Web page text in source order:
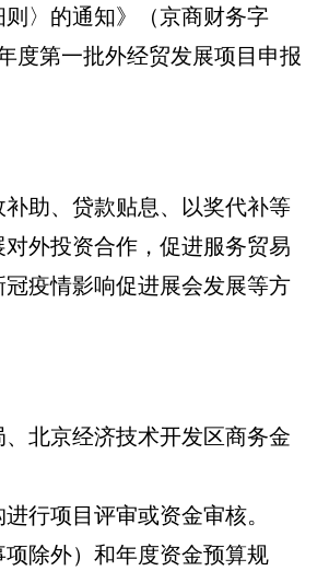
〉的通知》（京商财务字
度第一批外经贸发展项目申报
助、贷款贴息、以奖代补等
外投资合作，促进服务贸易
疫情影响促进展会发展等方
北京经济技术开发区商务金
行项目评审或资金审核。
除外）和年度资金预算规